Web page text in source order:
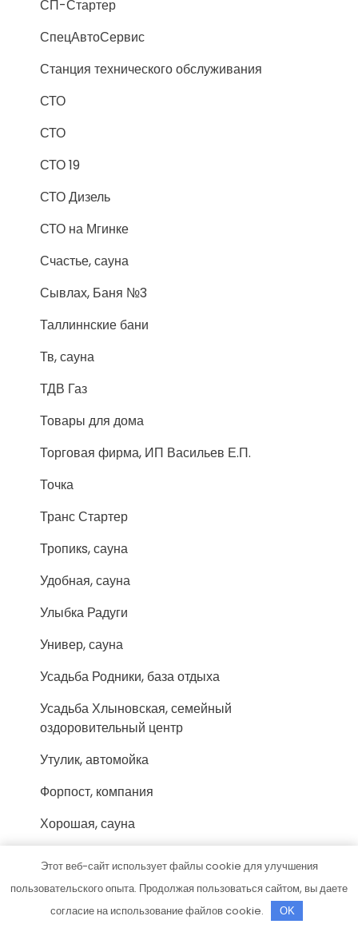
СП-Стартер
СпецАвтоСервис
Станция технического обслуживания
СТО
СТО
СТО 19
СТО Дизель
СТО на Мгинке
Счастье, сауна
Сывлах, Баня №3
Таллиннские бани
Тв, сауна
ТДВ Газ
Товары для дома
Торговая фирма, ИП Васильев Е.П.
Точка
Транс Стартер
Тропикs, сауна
Удобная, сауна
Улыбка Радуги
Универ, сауна
Усадьба Родники, база отдыха
Усадьба Хлыновская, семейный
оздоровительный центр
Утулик, автомойка
Форпост, компания
Хорошая, сауна
Царская банька
Царская охота, клуб-отель
Этот веб-сайт использует файлы cookie для улучшения
пользовательского опыта. Продолжая пользоваться сайтом, вы даете
согласие на использование файлов cookie.
OK